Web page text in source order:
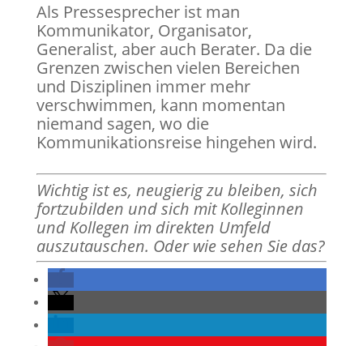
Als Pressesprecher ist man
Kommunikator, Organisator,
Generalist, aber auch Berater. Da die
Grenzen zwischen vielen Bereichen
und Disziplinen immer mehr
verschwimmen, kann momentan
niemand sagen, wo die
Kommunikationsreise hingehen wird.
Wichtig ist es, neugierig zu bleiben, sich
fortzubilden und sich mit Kolleginnen
und Kollegen im direkten Umfeld
auszutauschen. Oder wie sehen Sie das?